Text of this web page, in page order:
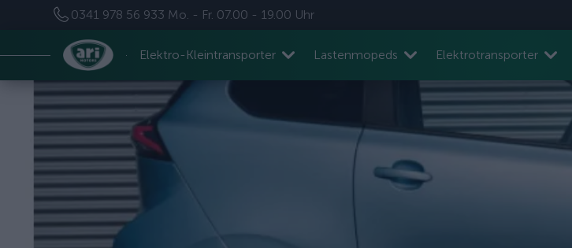
0341 978 56 933 Mo. - Fr. 07.00 - 19.00 Uhr
Elektro-Kleintransporter Lastenmopeds Elektrotransporter